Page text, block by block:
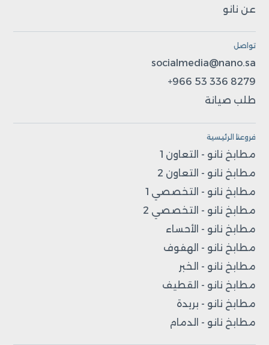
عن نانو
تواصل
socialmedia@nano.sa
+966 53 336 8279
طلب صيانة
فروعنا الرئيسية
مطابخ نانو - التعاون 1
مطابخ نانو - التعاون 2
مطابخ نانو - التخصصي 1
مطابخ نانو - التخصصي 2
مطابخ نانو - الأحساء
مطابخ نانو - الهفوف
مطابخ نانو - الخبر
مطابخ نانو - القطيف
مطابخ نانو - بريدة
مطابخ نانو - الدمام